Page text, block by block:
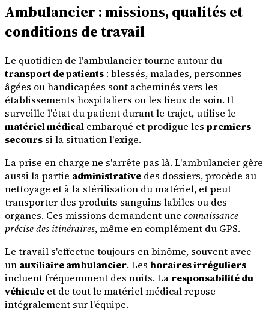
Ambulancier : missions, qualités et
conditions de travail
Le quotidien de l'ambulancier tourne autour du
transport de patients : blessés, malades, personnes
âgées ou handicapées sont acheminés vers les
établissements hospitaliers ou les lieux de soin. Il
surveille l'état du patient durant le trajet, utilise le
matériel médical embarqué et prodigue les premiers
secours si la situation l'exige.
La prise en charge ne s'arrête pas là. L'ambulancier gère
aussi la partie administrative des dossiers, procède au
nettoyage et à la stérilisation du matériel, et peut
transporter des produits sanguins labiles ou des
organes. Ces missions demandent une connaissance
précise des itinéraires, même en complément du GPS.
Le travail s'effectue toujours en binôme, souvent avec
un auxiliaire ambulancier. Les horaires irréguliers
incluent fréquemment des nuits. La responsabilité du
véhicule et de tout le matériel médical repose
intégralement sur l'équipe.